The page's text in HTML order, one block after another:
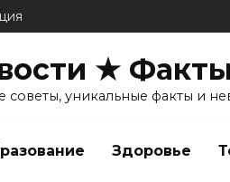
★
уникальные факты и
Здоровье